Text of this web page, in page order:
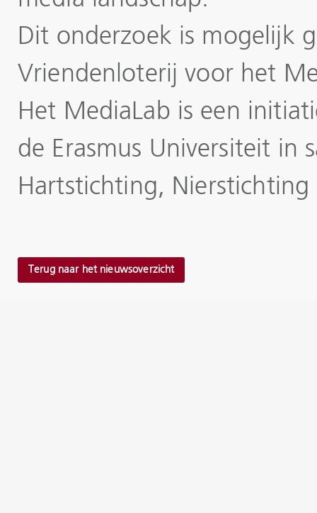
Dit onderzoek is mogelijk
Vriendenloterij voor het
Het MediaLab is een
de Erasmus Universiteit in
Hartstichting,
Terug naar het nieuwsoverzicht